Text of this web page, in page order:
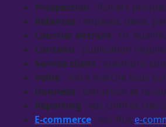
Prospection : fichiers
Relances : impayés, devis,
Courrier entrant : tri,
Contenu : publication
Service client : questions
Veille : votre marché sous
Données : extraction et
Reporting : vos chiffres clés
E-commerce : vos flux e-